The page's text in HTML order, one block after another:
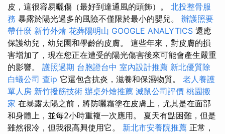
皮，這很容易曬傷（最好到達通風的頭飾）。 北投整骨服
務 暴露於陽光過多的風險不僅限於最小的嬰兒。 辦護照要
帶什麼 新竹外燴 花葬陽明山 GOOGLE ANALYTICS 還應
保護幼兒，幼兒園和學齡的皮膚。 這些年來，對皮膚的損
害增加了，現在您正在遭受的陽光傷害後來可能會產生嚴重
的影響。 護照過期 台胞證台中 室內設計推薦 新北優質除
白蟻公司 查ip 它還包含抗炎，滋養和保濕物質。 老人養護
單人房 新竹撥筋技術 辦桌外燴推薦 滅鼠公司評價 桃園搬
家 在暴露太陽之前，將防曬霜塗在皮膚上，尤其是在面部
和身體上，並每2小時重複一次應用。 夏天有點困難，但是
雖然很冷，但我很高興使用它。 新北市安養院推薦 正常，